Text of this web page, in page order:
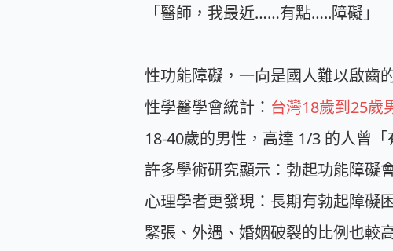
「醫師，我最近……有點…..障礙」
性功能障礙，一向是國人難以啟齒
性學醫學會統計： 台灣18歲到25歲
18-40歲的男性，高達 1/3 的人曾
許多學術研究顯示：勃起功能障礙
心理學者更發現：長期有勃起障礙
緊張、外遇、婚姻破裂的比例也較